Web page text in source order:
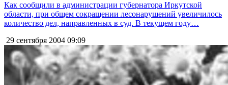
Как сообщили в администрации губернатора Иркутской
области, при общем сокращении лесонарушений увеличилось
количество дел, направленных в суд. В текущем году…
29 сентября 2004 09:09